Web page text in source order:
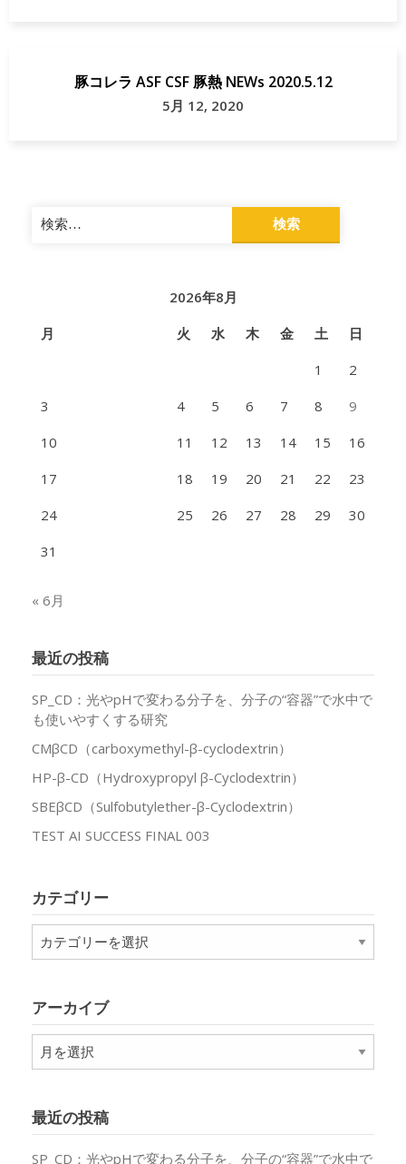
豚コレラ ASF CSF 豚熱 NEWs 2020.5.12
5月 12, 2020
検
索:
2026年8月
月
火 水 木 金 土
日
1
2
3
4 5 6 7 8
9
10
11 12 13 14 15
16
17
18 19 20 21 22
23
24
25 26 27 28 29
30
31
« 6月
最近の投稿
SP_CD：光やpHで変わる分子を、分子の“容器”で水中で
も使いやすくする研究
CMβCD（carboxymethyl-β-cyclodextrin）
HP-β-CD（Hydroxypropyl β-Cyclodextrin）
SBEβCD（Sulfobutylether-β-Cyclodextrin）
TEST AI SUCCESS FINAL 003
カテゴリー
テ
ー
アーカイブ
ア
ー
ブ
最近の投稿
SP_CD：光やpHで変わる分子を、分子の“容器”で水中で